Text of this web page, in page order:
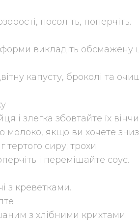
посоліть, поперчіть.
форми викладіть обсмажену
капусту, броколі та
і злегка збовтайте їх
якщо ви хочете
тертого сиру; трохи
і перемішайте соус.
з креветками.
з хлібними крихтами.